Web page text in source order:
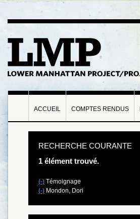
ACCUEIL COMPTES RENDUS
RECHERCHE COURANTE
1 élément trouvé.
(-) Témoignage
(-) Mondon, Dori